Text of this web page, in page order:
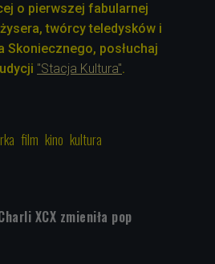
o pierwszej fabularnej
twórcy teledysków i
posłuchaj
"Stacja Kultura".
film kino kultura
XCX zmieniła pop